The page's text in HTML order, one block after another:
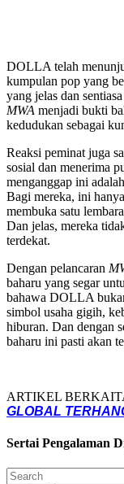
DOLLA telah
kumpulan pop yang
yang jelas dan
MWA menjadi bukti
kedudukan sebagai
Reaksi peminat juga
sosial dan menerima
menganggap ini
Bagi mereka, ini
membuka satu
Dan jelas, mereka
terdekat.
Dengan pelancaran
baharu yang segar
bahawa DOLLA
simbol usaha gigih,
hiburan. Dan dengan
baharu ini pasti akan
ARTIKEL
GLOBAL
Sertai Pengalaman